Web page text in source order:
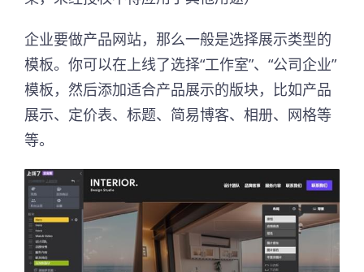
企业要做产品网站，那么一般是选择展示类型的
模板。你可以在上线了选择“工作室”、“公司企业”
模板，然后添加适合产品展示的版块，比如产品
展示、定价表、标题、简易博客、相册、网格等
等。